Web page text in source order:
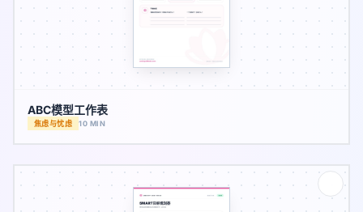
ABC模型工作表
焦虑与忧虑 10 MIN